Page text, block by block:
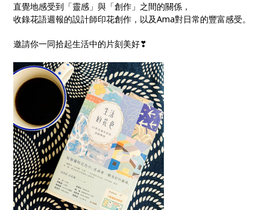
直覺地感受到「靈感」與「創作」之間的關係，
收錄花語週報的設計師印花創作，以及Ama對日常的豐富感受。
邀請你一同拾起生活中的片刻美好❣